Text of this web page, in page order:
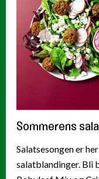
Sommerens
Salatsesongen er
salatblandinger. Bli